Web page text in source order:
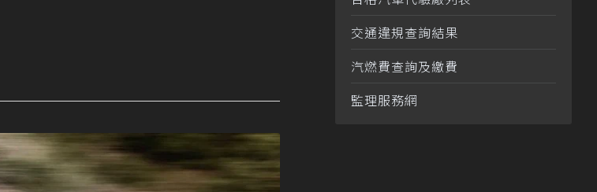
交通違規查詢結果
汽燃費查詢及繳費
監理服務網